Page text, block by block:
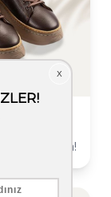
%30 indirim!